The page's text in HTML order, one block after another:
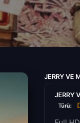
JERRY VE
JERRY
Türü: